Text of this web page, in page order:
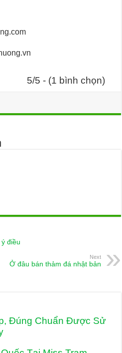
5/5 - (1 bình chọn)
điều
Next
Ở đâu bán thảm đá nhật bản
Đúng Chuẩn Được Sử